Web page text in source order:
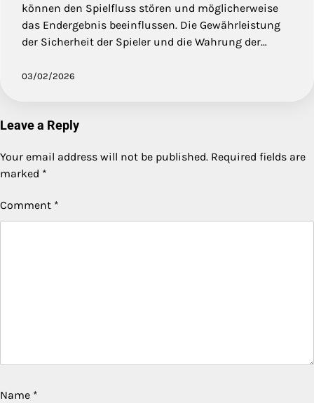
können den Spielfluss stören und möglicherweise
das Endergebnis beeinflussen. Die Gewährleistung
der Sicherheit der Spieler und die Wahrung der…
03/02/2026
Leave a Reply
Your email address will not be published. Required fields are
marked *
Comment *
Name *